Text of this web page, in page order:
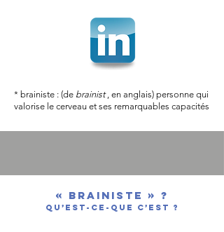
* brainiste : (de brainist, en anglais) personne qui
valorise le cerveau et ses remarquables capacités
« Brainiste » ?
Qu’est-ce-que c’est ?